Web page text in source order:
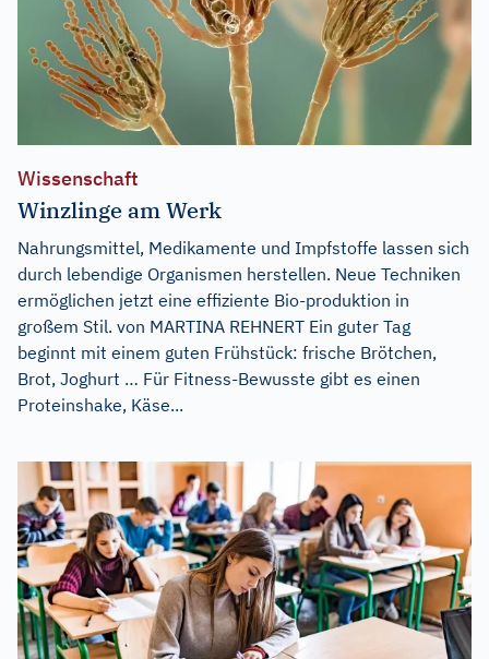
Wissenschaft
Winzlinge am Werk
Nahrungsmittel, Medikamente und Impfstoffe lassen sich
durch lebendige Organismen herstellen. Neue Techniken
ermöglichen jetzt eine effiziente Bio-produktion in
großem Stil. von MARTINA REHNERT Ein guter Tag
beginnt mit einem guten Frühstück: frische Brötchen,
Brot, Joghurt … Für Fitness-Bewusste gibt es einen
Proteinshake, Käse...